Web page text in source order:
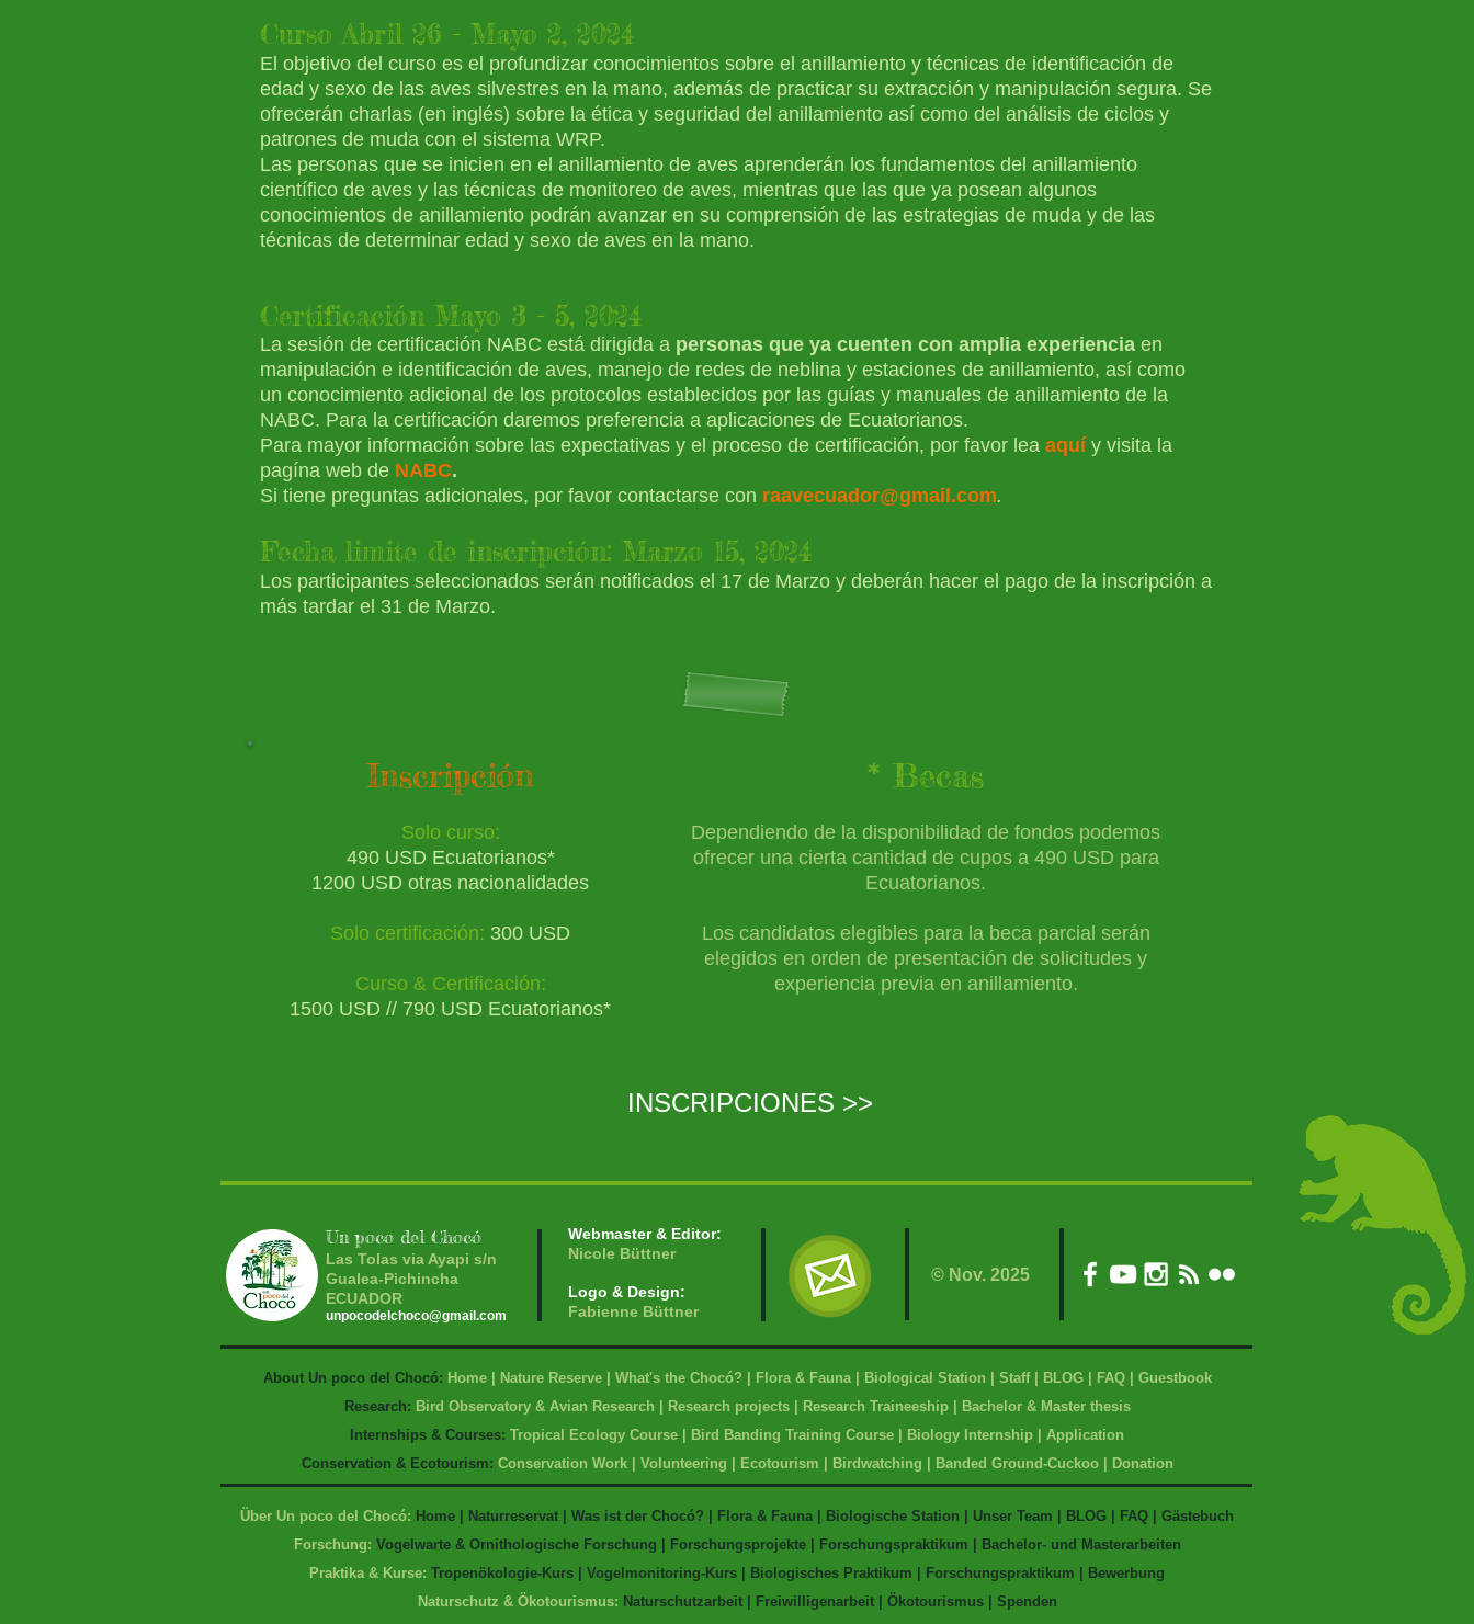
Curso Abril 26 - Mayo 2, 2024
El objetivo del curso es el profundizar conocimientos sobre el anillamiento y técnicas de identificación de
edad y sexo de las aves silvestres en la mano, además de practicar su extracción y manipulación segura. Se
ofrecerán charlas (en inglés) sobre la ética y seguridad del anillamiento así como del análisis de ciclos y
patrones de muda con el sistema WRP.
Las personas que se inicien en el anillamiento de aves aprenderán los fundamentos del anillamiento
científico de aves y las técnicas de monitoreo de aves, mientras que las que ya posean algunos
conocimientos de anillamiento podrán avanzar en su comprensión de las estrategias de muda y de las
técnicas de determinar edad y sexo de aves en la mano.
Certificación Mayo 3 - 5, 2024
La sesión de certificación NABC está dirigida a personas que ya cuenten con amplia experiencia en
manipulación e identificación de aves, manejo de redes de neblina y estaciones de anillamiento, así como
un conocimiento adicional de los protocolos establecidos por las guías y manuales de anillamiento de la
NABC. Para la certificación daremos preferencia a aplicaciones de Ecuatorianos.
Para mayor información sobre las expectativas y el proceso de certificación, por favor lea aquí y visita la
pagína web de NABC.
Si tiene preguntas adicionales, por favor contactarse con raavecuador@gmail.com.
Fecha limite de inscripción: Marzo 15, 2024
Los participantes seleccionados serán notificados el 17 de Marzo y deberán hacer el pago de la inscripción a
más tardar el 31 de Marzo.
Inscripción
Solo curso:
490 USD Ecuatorianos*
1200 USD otras nacionalidades
Solo certificación: 300 USD
Curso & Certificación:
1500 USD // 790 USD Ecuatorianos*
* Becas
Dependiendo de la disponibilidad de fondos podemos
ofrecer una cierta cantidad de cuposa 490 USD para
Ecuatorianos.
Los candidatos elegibles para la beca parcial serán
elegidos en orden de presentación de solicitudes y
experiencia previa en anillamiento.
INSCRIPCIONES >>
Un poco del Chocó
Las Tolas via Ayapi s/n
Gualea-Pichincha
ECUADOR
unpocodelchoco@gmail.com
Webmaster & Editor:
Nicole Büttner
Logo & Design:
Fabienne Büttner
© Nov. 2025
About Un poco del Chocó: Home| Nature Reserve| What's the Chocó? Flora & Fauna| Biological Station Staff| BLOG| FAQ| Guestbook
Research: Bird Observatory & Avian Research Research projects| Research Traineeship| Bachelor & Master thesis
Internships & Courses: Tropical Ecology Course Bird Banding Training Course Biology Internship
Application
Conservation & Ecotourism: Conservation Work| Volunteering Ecotourism Birdwatching Banded Ground-Cuckoo| Donation
Über Un poco del Chocó: Home Naturreservat Was ist der Chocó? Flora & Fauna Biologische Station Unser Team BLOG FAQ
Gästebuch
Forschung: Vogelwarte & Ornithologische Forschung Forschungsprojekte| Forschungspraktikum
Bachelor- und Masterarbeiten
Praktika & Kurse: Tropenökologie-Kurs Vogelmonitoring-Kurs Biologisches Praktikum Forschungspraktikum
Bewerbung
Naturschutz & Ökotourismus: Naturschutzarbeit Freiwilligenarbeit| Ökotourismus| Spenden